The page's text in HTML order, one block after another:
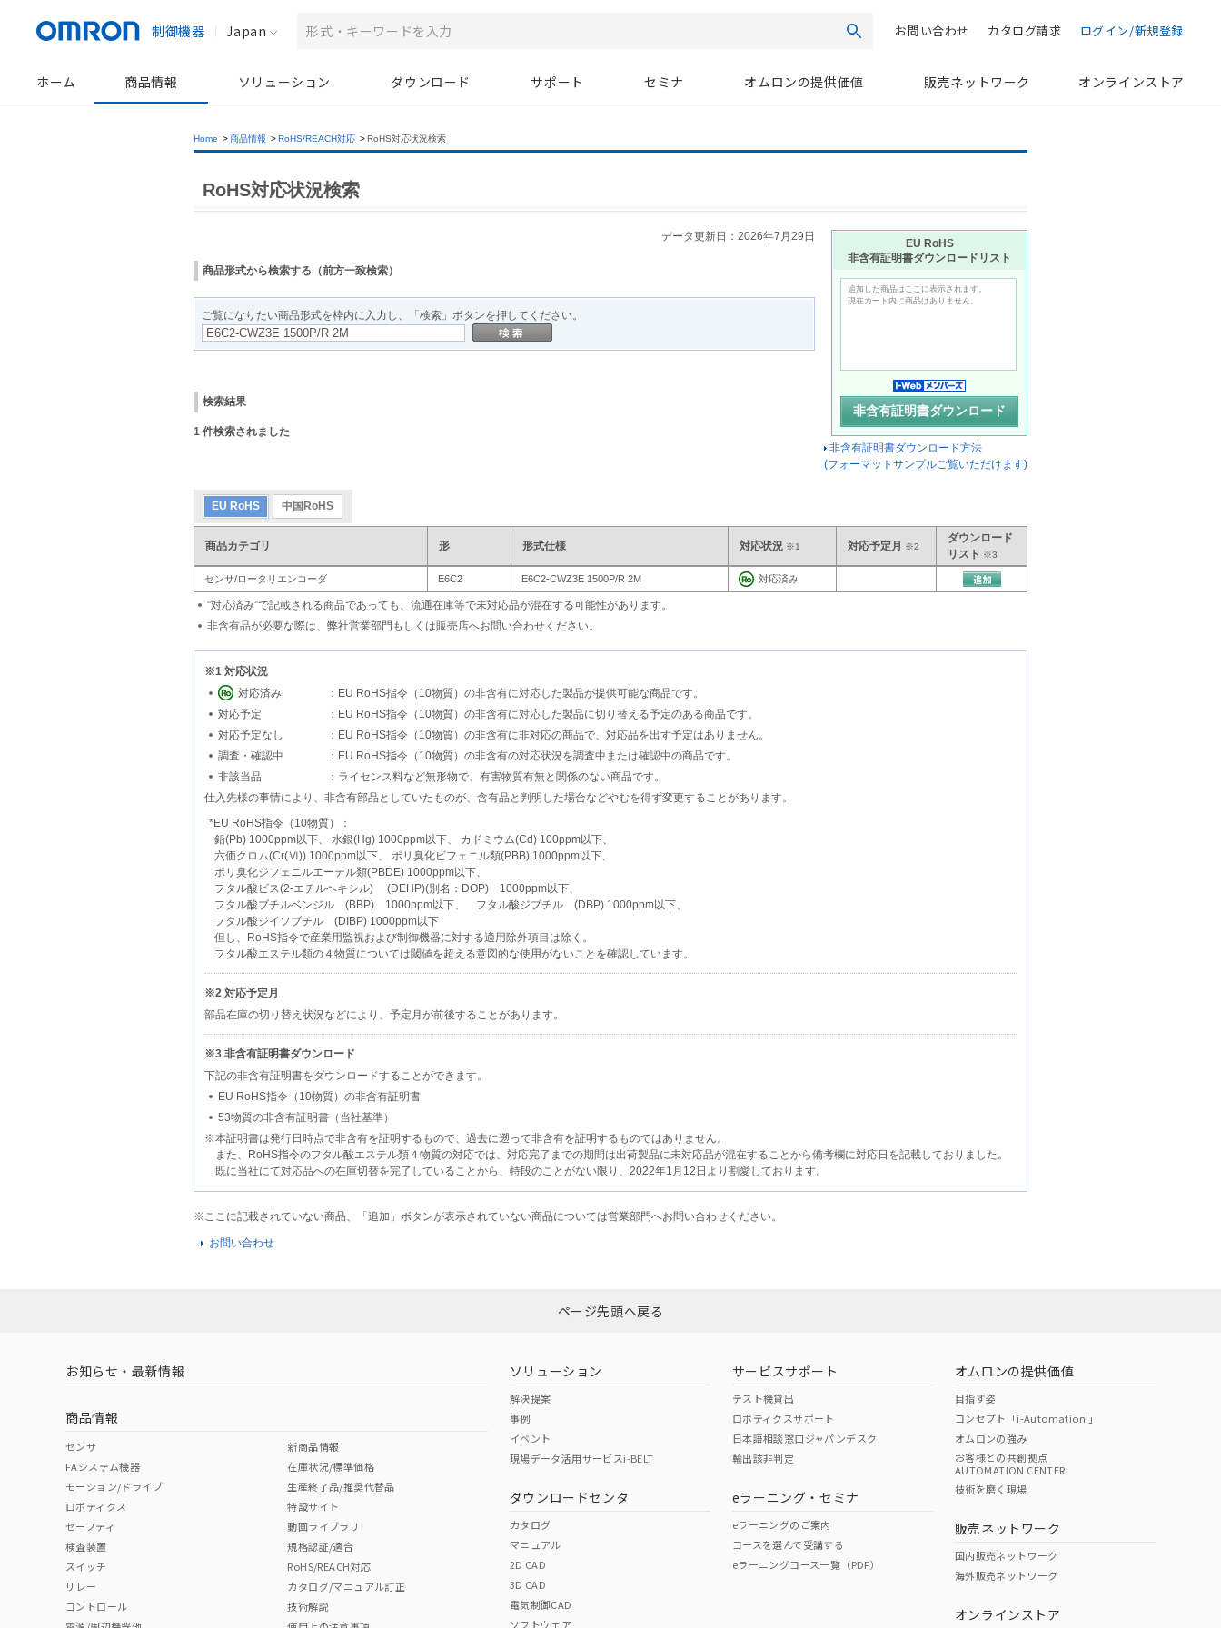
制御機器 Japan 検索お問い合わせ カタログ請求 ログイン/新規登録
ホーム 商品情報 ソリューション ダウンロード サポート セミナ オムロンの提供価値 販売ネットワーク オンラインストア
Home >商品情報 >RoHS/REACH対応 >RoHS対応状況検索
RoHS対応状況検索
EU RoHS
非含有証明書ダウンロードリスト
追加した商品はここに表示されます。
現在カート内に商品はありません。
非含有証明書ダウンロード方法
(フォーマットサンプルご覧いただけます)
データ更新日：2026年7月29日
商品形式から検索する（前方一致検索）
ご覧になりたい商品形式を枠内に入力し、「検索」ボタンを押してください。
検索結果
1 件検索されました
EU RoHS 中国RoHS
商品カテゴリ 形 形式仕様 対応状況 ※1 対応予定月 ※2
ダウンロード
リスト ※3
センサ/ロータリエンコーダ E6C2 E6C2-CWZ3E 1500P/R 2M 対応済み
”対応済み”で記載される商品であっても、流通在庫等で未対応品が混在する可能性があります。
非含有品が必要な際は、弊社営業部門もしくは販売店へお問い合わせください。
※1 対応状況
対応済み
：EU RoHS指令（10物質）の非含有に対応した製品が提供可能な商品です。
対応予定
：EU RoHS指令（10物質）の非含有に対応した製品に切り替える予定のある商品です。
対応予定なし
：EU RoHS指令（10物質）の非含有に非対応の商品で、対応品を出す予定はありません。
調査・確認中
：EU RoHS指令（10物質）の非含有の対応状況を調査中または確認中の商品です。
非該当品
：ライセンス料など無形物で、有害物質有無と関係のない商品です。
仕入先様の事情により、非含有部品としていたものが、含有品と判明した場合などやむを得ず変更することがあります。
*EU RoHS指令（10物質）：
鉛(Pb) 1000ppm以下、 水銀(Hg) 1000ppm以下、 カドミウム(Cd) 100ppm以下、
六価クロム(Cr(Ⅵ)) 1000ppm以下、 ポリ臭化ビフェニル類(PBB) 1000ppm以下、
ポリ臭化ジフェニルエーテル類(PBDE) 1000ppm以下、
フタル酸ビス(2-エチルヘキシル) (DEHP)(別名：DOP) 1000ppm以下、
フタル酸ブチルベンジル (BBP) 1000ppm以下、 フタル酸ジブチル (DBP) 1000ppm以下、
フタル酸ジイソブチル (DIBP) 1000ppm以下
但し、RoHS指令で産業用監視および制御機器に対する適用除外項目は除く。
フタル酸エステル類の４物質については閾値を超える意図的な使用がないことを確認しています。
※2 対応予定月
部品在庫の切り替え状況などにより、予定月が前後することがあります。
※3 非含有証明書ダウンロード
下記の非含有証明書をダウンロードすることができます。
EU RoHS指令（10物質）の非含有証明書
53物質の非含有証明書（当社基準）
※本証明書は発行日時点で非含有を証明するもので、過去に遡って非含有を証明するものではありません。
また、RoHS指令のフタル酸エステル類４物質の対応では、対応完了までの期間は出荷製品に未対応品が混在することから備考欄に対応日を記載しておりました。
既に当社にて対応品への在庫切替を完了していることから、特段のことがない限り、2022年1月12日より割愛しております。
※ここに記載されていない商品、「追加」ボタンが表示されていない商品については営業部門へお問い合わせください。
お問い合わせ
ページ先頭へ戻る
お知らせ・最新情報
商品情報
センサ
FAシステム機器
モーション/ドライブ
ロボティクス
セーフティ
検査装置
スイッチ
リレー
コントロール
新商品情報
在庫状況/標準価格
生産終了品/推奨代替品
特設サイト
動画ライブラリ
規格認証/適合
RoHS/REACH対応
カタログ/マニュアル訂正
技術解説
ソリューション
解決提案
事例
イベント
現場データ活用サービスi-BELT
ダウンロードセンタ
カタログ
マニュアル
2D CAD
3D CAD
電気制御CAD
ソフトウェア
サービスサポート
テスト機貸出
ロボティクスサポート
日本語相談窓口ジャパンデスク
輸出該非判定
eラーニング・セミナ
eラーニングのご案内
コースを選んで受講する
eラーニングコース一覧（PDF）
オムロンの提供価値
目指す姿
コンセプト「i-Automation!」
オムロンの強み
お客様との共創拠点
AUTOMATION CENTER
技術を磨く現場
販売ネットワーク
国内販売ネットワーク
海外販売ネットワーク
オンラインストア